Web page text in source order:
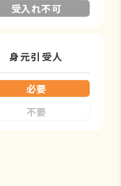
受入れ不可
身元引受人
必要
不要